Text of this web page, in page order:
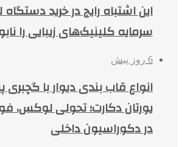
این اشتباه رایج در خرید
سرمایه کلینیک‌های زیبایی را
6 روز پیش
انواع قاب بندی دیوار با
یورتان دکارت؛ تحولی لوکس،
در دکوراسیون داخلی